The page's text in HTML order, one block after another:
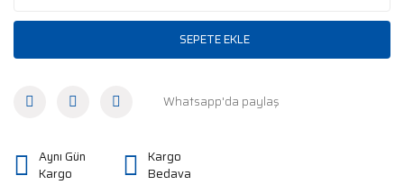
SEPETE EKLE
Whatsapp'da paylaş
Aynı Gün
Kargo
Kargo
Bedava